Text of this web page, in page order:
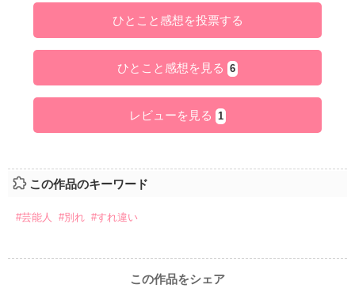
ひとこと感想を投票する
ひとこと感想を見る 6
レビューを見る 1
この作品のキーワード
#芸能人 #別れ #すれ違い
この作品をシェア